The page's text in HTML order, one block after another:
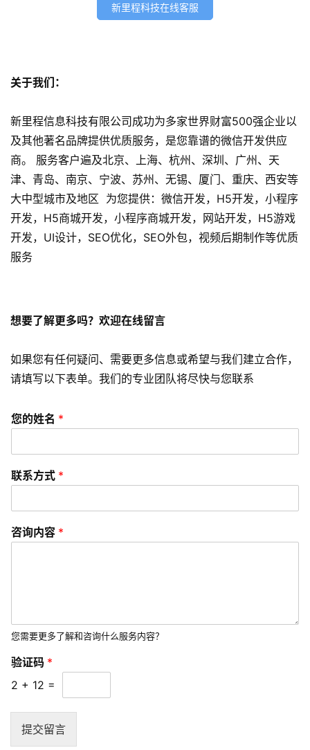
站
开
s
e
o
优
化
数
P
P
频
资
讯
问
联
新里程科技在线客服
关于我们：
新里程信息科技有限公司成功为多家世界财富500强企业以
及其他著名品牌提供优质服务，是您靠谱的微信开发供应
商。 服务客户遍及北京、上海、杭州、深圳、广州、天
津、青岛、南京、宁波、苏州、无锡、厦门、重庆、西安等
大中型城市及地区 为您提供：微信开发，H5开发，小程序
开发，H5商城开发，小程序商城开发，网站开发，H5游戏
开发，UI设计，SEO优化，SEO外包，视频后期制作等优质
服务
想要了解更多吗？欢迎在线留言
如果您有任何疑问、需要更多信息或希望与我们建立合作，
请填写以下表单。我们的专业团队将尽快与您联系
您的姓名 *
联系方式 *
咨询内容 *
您需要更多了解和咨询什么服务内容？
验证码 *
2 + 12 =
提交留言